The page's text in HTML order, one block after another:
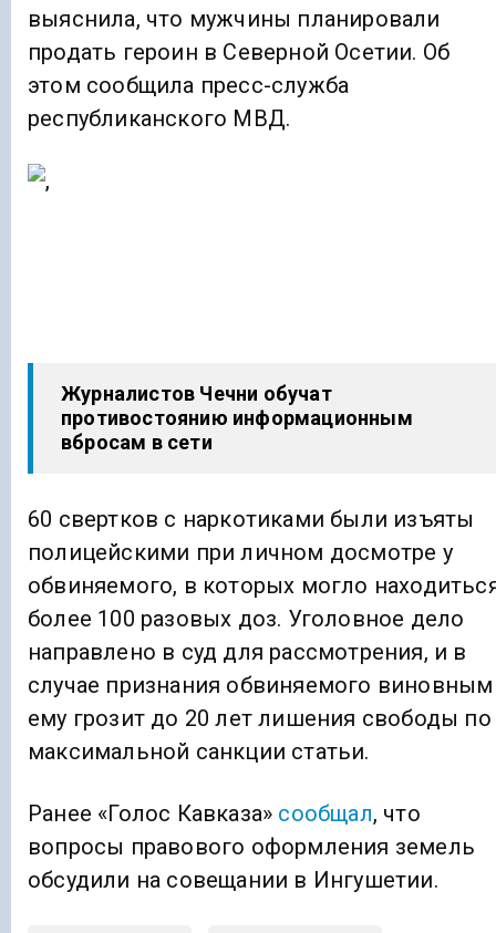
выяснила, что мужчины планировали
продать героин в Северной Осетии. Об
этом сообщила пресс-служба
республиканского МВД.
Журналистов Чечни обучат
противостоянию информационным
вбросам в сети
60 свертков с наркотиками были изъяты
полицейскими при личном досмотре у
обвиняемого, в которых могло
более 100 разовых доз. Уголовное дело
направлено в суд для рассмотрения, и в
случае признания обвиняемого виновным
ему грозит до 20 лет лишения свободы по
максимальной санкции статьи.
Ранее «Голос Кавказа» сообщал, что
вопросы правового оформления земель
обсудили на совещании в Ингушетии.